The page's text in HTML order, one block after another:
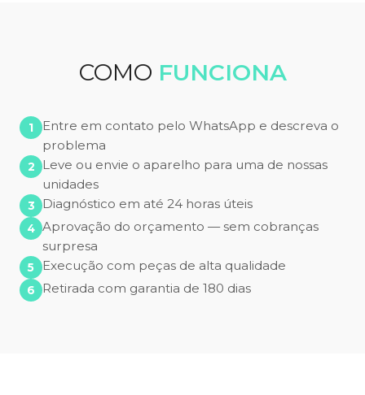
COMO FUNCIONA
Entre em contato pelo WhatsApp e descreva o
problema
Leve ou envie o aparelho para uma de nossas
unidades
Diagnóstico em até 24 horas úteis
Aprovação do orçamento — sem cobranças
surpresa
Execução com peças de alta qualidade
Retirada com garantia de 180 dias